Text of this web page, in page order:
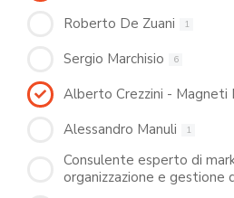
Roberto De Zuani 1
Sergio Marchisio 6
Alberto Crezzini - Magneti
Alessandro Manuli 1
Consulente esperto di
organizzazione e gestione